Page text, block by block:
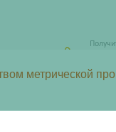
метрической